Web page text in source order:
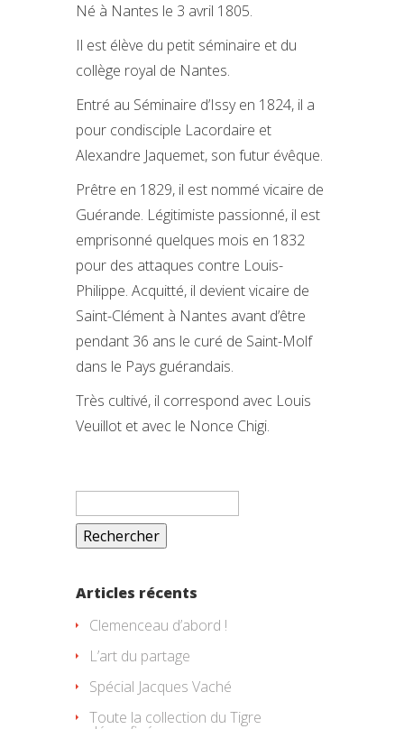
Né à Nantes le 3 avril 1805.
Il est élève du petit séminaire et du
collège royal de Nantes.
Entré au Séminaire d’Issy en 1824, il a
pour condisciple Lacordaire et
Alexandre Jaquemet, son futur évêque.
Prêtre en 1829, il est nommé vicaire de
Guérande. Légitimiste passionné, il est
emprisonné quelques mois en 1832
pour des attaques contre Louis-
Philippe. Acquitté, il devient vicaire de
Saint-Clément à Nantes avant d’être
pendant 36 ans le curé de Saint-Molf
dans le Pays guérandais.
Très cultivé, il correspond avec Louis
Veuillot et avec le Nonce Chigi.
Rechercher :
Articles récents
Clemenceau d’abord !
L’art du partage
Spécial Jacques Vaché
Toute la collection du Tigre